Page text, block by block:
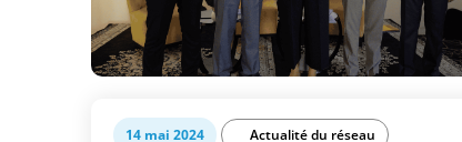
14 mai 2024
Actualité du réseau